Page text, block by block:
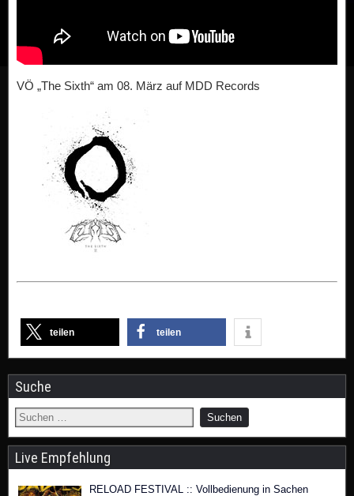
VÖ „The Sixth“ am 08. März auf MDD Records
teilen teilen
Suche
Live Empfehlung
RELOAD FESTIVAL :: Vollbedienung in Sachen